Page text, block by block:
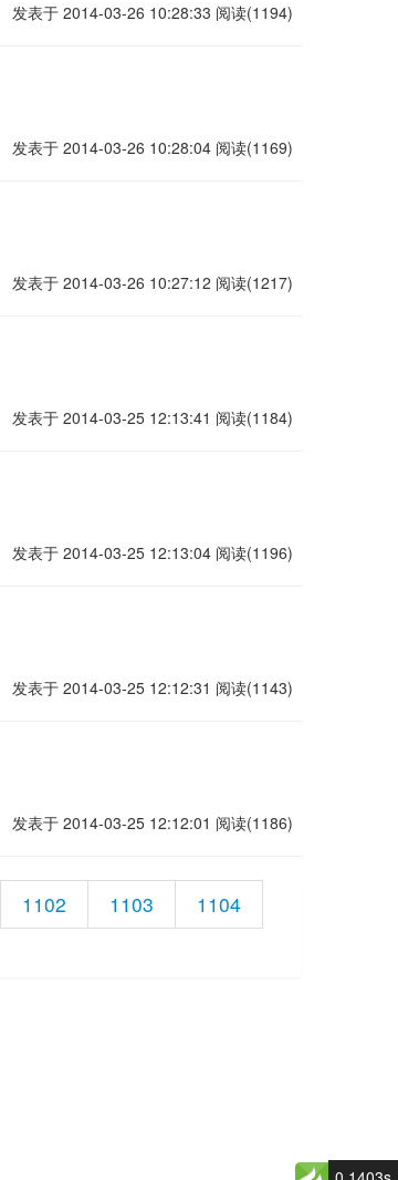
发表于 2014-03-26 10:28:33 阅读(1194)
发表于 2014-03-26 10:28:04 阅读(1169)
发表于 2014-03-26 10:27:12 阅读(1217)
发表于 2014-03-25 12:13:41 阅读(1184)
发表于 2014-03-25 12:13:04 阅读(1196)
发表于 2014-03-25 12:12:31 阅读(1143)
发表于 2014-03-25 12:12:01 阅读(1186)
1102 1103
1104